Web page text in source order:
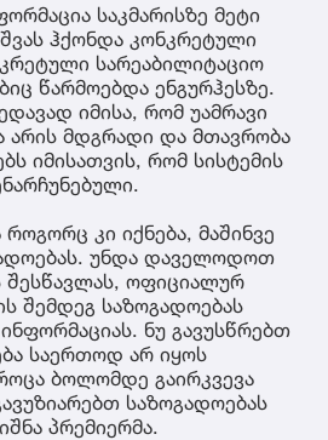
საკმარისზე მეტი
ჰქონდა კონკრეტული
სარეაბილიტაციო
წარმოებდა ენგურჰესზე.
იმისა, რომ უამრავი
არის მდგრადი და მთავრობა
იმისათვის, რომ სისტემის
კი იქნება, მაშინვე
უნდა დაველოდოთ
ოფიციალურ
შემდეგ საზოგადოებას
ნუ გავუსწრებთ
საერთოდ არ იყოს
ბოლომდე გაირკვევა
საზოგადოებას
პრემიერმა.